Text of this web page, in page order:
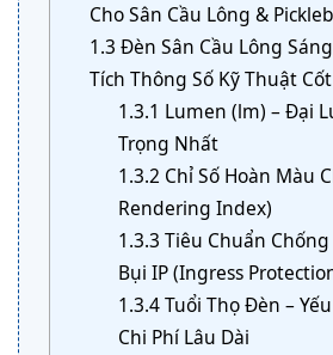
Cho Sân Cầu Lông &
1.3 Đèn Sân Cầu Lông
Tích Thông Số Kỹ Thuật
1.3.1 Lumen (lm) – Đại
Trọng Nhất
1.3.2 Chỉ Số Hoàn Màu
Rendering Index)
1.3.3 Tiêu Chuẩn
Bụi IP (Ingress
1.3.4Tuổi Thọ Đèn –
Chi Phí Lâu Dài